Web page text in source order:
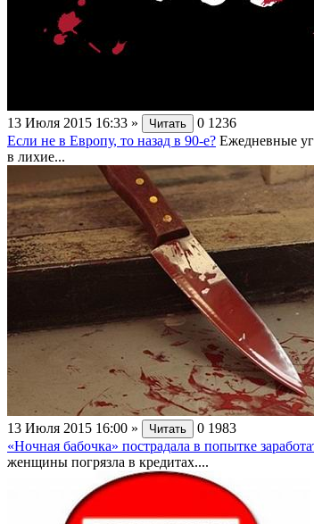
13 Июля 2015 16:33 » Читать 0 1236
Если не в Европу, то назад в 90-е? Ежедневные
в лихие...
13 Июля 2015 16:00 » Читать 0 1983
«Ночная бабочка» пострадала в попытке
женщины погрязла в кредитах....